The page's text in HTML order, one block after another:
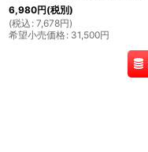
6,980円(税別)
(税込 : 7,678円)
希望小売価格: 31,500円